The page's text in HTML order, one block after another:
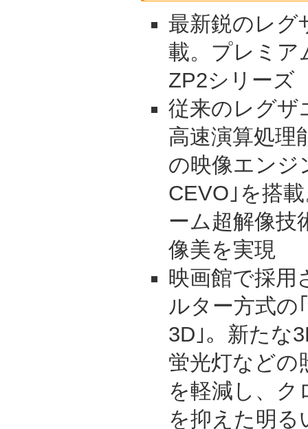
最新鋭のレグ
載。プレミア
ZP2シリーズ
従来のレグザ
高速演算処理
の映像エンジ
CEVO｣を搭
ーム超解像技
像美を実現
映画館で採用
ルター方式の
3D｣。新たな
蛍光灯などの
を軽減し、ク
を抑えた明る